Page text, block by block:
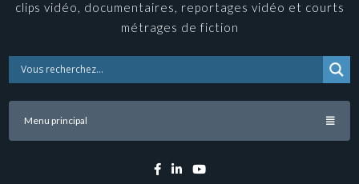
clips vidéo, documentaires, reportages vidéo et courts
métrages de fiction
Menu principal
Facebook
LinkedinYouTube